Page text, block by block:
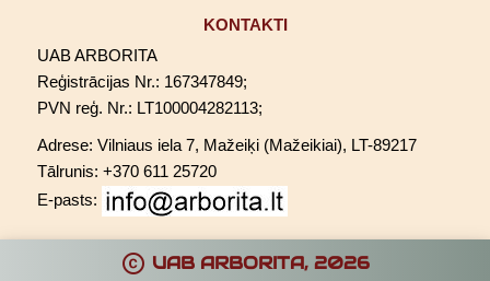
KONTAKTI
UAB ARBORITA
Reģistrācijas Nr.: 167347849;
PVN reģ. Nr.: LT100004282113;
Adrese: Vilniaus iela 7, Mažeiķi (Mažeikiai), LT-89217
Tālrunis: +370 611 25720
E-pasts:
copyright UAB ARBORITA, 2026